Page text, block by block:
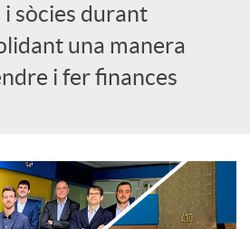
i sòcies durant
una manera
i fer finances